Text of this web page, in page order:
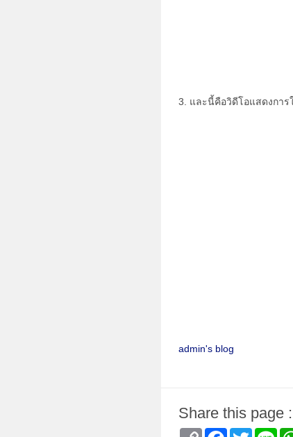
3. และนี้คือวิดีโอแสดงการ
admin's blog
Share this page :
Copy Facebook
Twitter